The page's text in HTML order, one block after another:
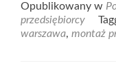
Opublikowany w
przedsiębiorcy
warszawa, montaż